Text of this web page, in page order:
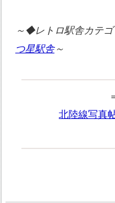
～◆レトロ駅舎カテ
つ星駅舎～
北陸線写真